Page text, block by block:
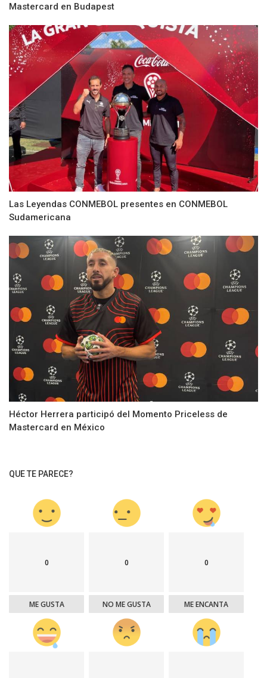
Mastercard en Budapest
Las Leyendas CONMEBOL presentes en CONMEBOL
Sudamericana
Héctor Herrera participó del Momento Priceless de
Mastercard en México
QUE TE PARECE?
0
ME GUSTA
0
NO ME GUSTA
0
ME ENCANTA